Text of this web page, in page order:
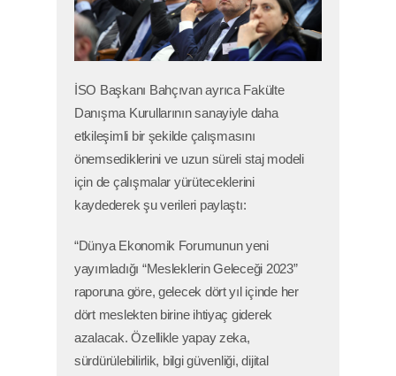
İSO Başkanı Bahçıvan ayrıca Fakülte
Danışma Kurullarının sanayiyle daha
etkileşimli bir şekilde çalışmasını
önemsediklerini ve uzun süreli staj modeli
için de çalışmalar yürüteceklerini
kaydederek şu verileri paylaştı:
“Dünya Ekonomik Forumunun yeni
yayımladığı “Mesleklerin Geleceği 2023”
raporuna göre, gelecek dört yıl içinde her
dört meslekten birine ihtiyaç giderek
azalacak. Özellikle yapay zeka,
sürdürülebilirlik, bilgi güvenliği, dijital